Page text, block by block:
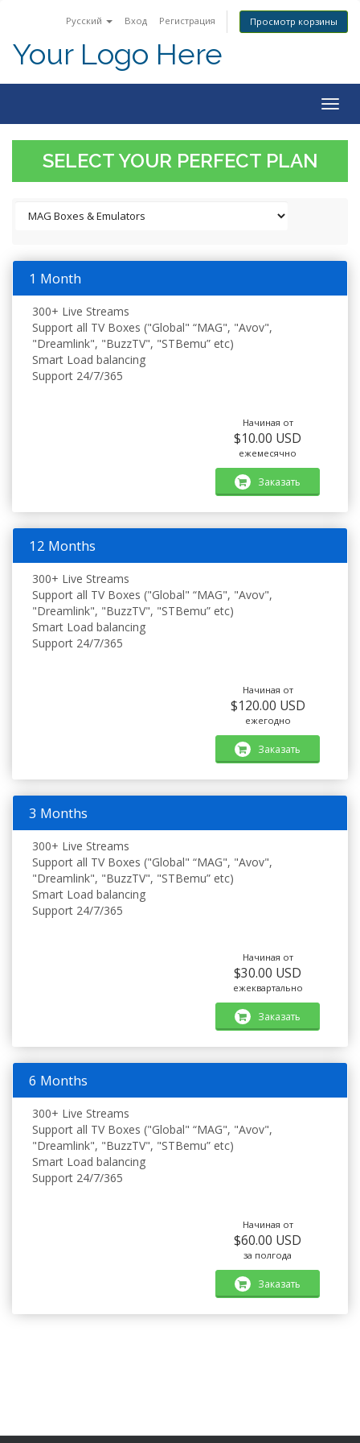
Русский Вход Регистрация Просмотр корзины
Your Logo Here
SELECT YOUR PERFECT PLAN
1 Month
300+ Live Streams
Support all TV Boxes ("Global" “MAG", "Avov",
"Dreamlink", "BuzzTV", "STBemu” etc)
Smart Load balancing
Support 24/7/365
Начиная от
$10.00 USD
ежемесячно
Заказать
12 Months
300+ Live Streams
Support all TV Boxes ("Global" “MAG", "Avov",
"Dreamlink", "BuzzTV", "STBemu” etc)
Smart Load balancing
Support 24/7/365
Начиная от
$120.00 USD
ежегодно
Заказать
3 Months
300+ Live Streams
Support all TV Boxes ("Global" “MAG", "Avov",
"Dreamlink", "BuzzTV", "STBemu” etc)
Smart Load balancing
Support 24/7/365
Начиная от
$30.00 USD
ежеквартально
Заказать
6 Months
300+ Live Streams
Support all TV Boxes ("Global" “MAG", "Avov",
"Dreamlink", "BuzzTV", "STBemu” etc)
Smart Load balancing
Support 24/7/365
Начиная от
$60.00 USD
за полгода
Заказать